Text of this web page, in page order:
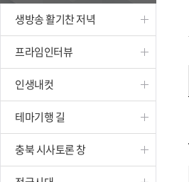
보은
옥천
생방송 활기찬 저녁
프라임인터뷰
인생내컷
테마기행 길
충북 시사토론 창